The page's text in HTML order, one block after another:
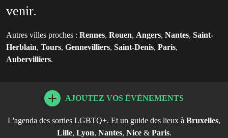
venir.
Autres villes proches : Rennes, Rouen, Angers, Nantes, Saint-
Herblain, Tours, Gennevilliers, Saint-Denis, Paris,
Aubervilliers.
AJOUTEZ VOS ÉVÉNEMENTS
L'agenda des sorties LGBTQ+. Et un guide des lieux à Bruxelles,
Lille, Lyon, Nantes, Nice& Paris.